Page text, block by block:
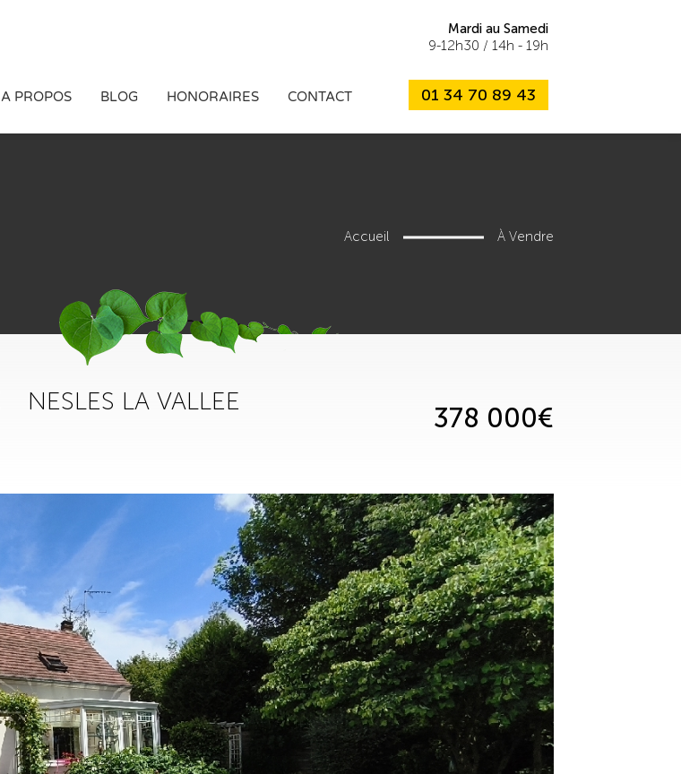
A PROPOS BLOG HONORAIRES CONTACT
Mardi au Samedi
9-12h30 / 14h - 19h
01 34 70 89 43
Accueil À Vendre
NESLES LA VALLEE
378 000€